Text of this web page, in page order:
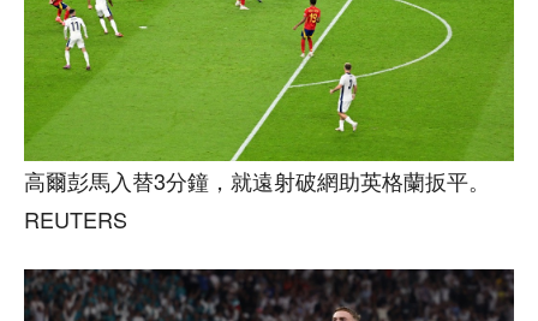
高爾彭馬入替3分鐘，就遠射破網助英格蘭扳平。
REUTERS